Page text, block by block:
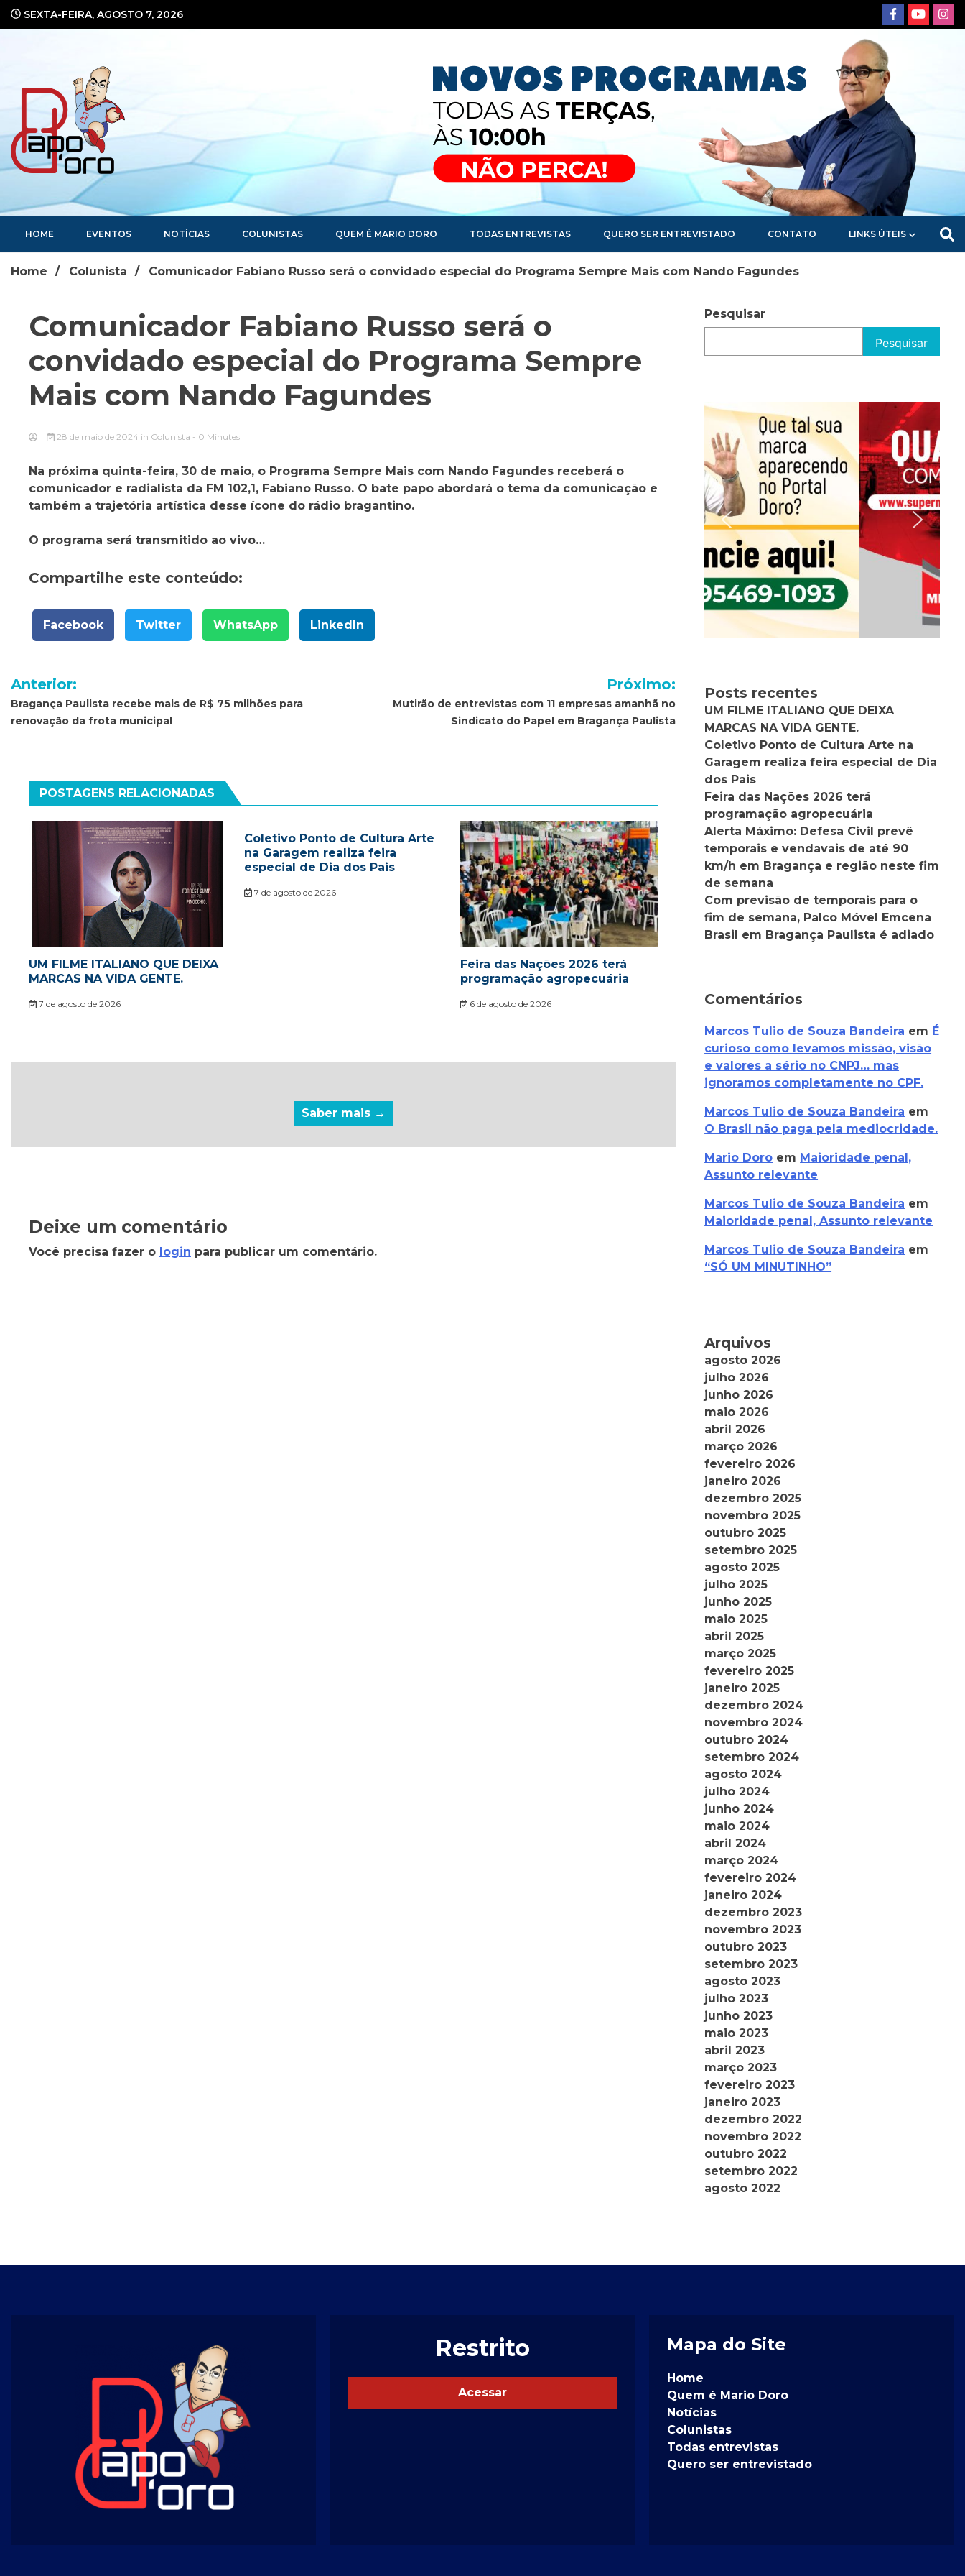
SEXTA-FEIRA, AGOSTO 7, 2026
Portal de Notícias
HOME EVENTOS NOTÍCIAS COLUNISTAS QUEM É MARIO DORO TODAS ENTREVISTAS QUERO SER ENTREVISTADO CONTATO LINKS ÚTEIS
Home Colunista Comunicador Fabiano Russo será o convidado especial do Programa Sempre Mais com Nando Fagundes
Comunicador Fabiano Russo será o
convidado especial do Programa Sempre
Mais com Nando Fagundes
28 de maio de 2024 in Colunista - 0 Minutes
Na próxima quinta-feira, 30 de maio, o Programa Sempre Mais com Nando Fagundes receberá o
comunicador e radialista da FM 102,1, Fabiano Russo. O bate papo abordará o tema da comunicação e
também a trajetória artística desse ícone do rádio bragantino.
O programa será transmitido ao vivo…
Compartilhe este conteúdo:
Facebook Twitter WhatsApp LinkedIn
Navegação
de
Post
Anterior:
Bragança Paulista recebe mais de R$ 75 milhões para
renovação da frota municipal
Próximo:
Mutirão de entrevistas com 11 empresas amanhã no
Sindicato do Papel em Bragança Paulista
POSTAGENS RELACIONADAS
UM FILME ITALIANO QUE DEIXA
MARCAS NA VIDA GENTE.
7 de agosto de 2026
Coletivo Ponto de Cultura Arte
na Garagem realiza feira
especial de Dia dos Pais
7 de agosto de 2026
Feira das Nações 2026 terá
programação agropecuária
6 de agosto de 2026
Saber mais →
Deixe um comentário
Você precisa fazer o login para publicar um comentário.
Pesquisar
Pesquisar
Posts recentes
UM FILME ITALIANO QUE DEIXA
MARCAS NA VIDA GENTE.
Coletivo Ponto de Cultura Arte na
Garagem realiza feira especial de Dia
dos Pais
Feira das Nações 2026 terá
programação agropecuária
Alerta Máximo: Defesa Civil prevê
temporais e vendavais de até 90
km/h em Bragança e região neste fim
de semana
Com previsão de temporais para o
fim de semana, Palco Móvel Emcena
Brasil em Bragança Paulista é adiado
Comentários
Marcos Tulio de Souza Bandeira em É
curioso como levamos missão, visão
e valores a sério no CNPJ… mas
ignoramos completamente no CPF.
Marcos Tulio de Souza Bandeira em
O Brasil não paga pela mediocridade.
Mario Doro em Maioridade penal,
Assunto relevante
Marcos Tulio de Souza Bandeira em
Maioridade penal, Assunto relevante
Marcos Tulio de Souza Bandeira em
“SÓ UM MINUTINHO”
Arquivos
agosto 2026
julho 2026
junho 2026
maio 2026
abril 2026
março 2026
fevereiro 2026
janeiro 2026
dezembro 2025
novembro 2025
outubro 2025
setembro 2025
agosto 2025
julho 2025
junho 2025
maio 2025
abril 2025
março 2025
fevereiro 2025
janeiro 2025
dezembro 2024
novembro 2024
outubro 2024
setembro 2024
agosto 2024
julho 2024
junho 2024
maio 2024
abril 2024
março 2024
fevereiro 2024
janeiro 2024
dezembro 2023
novembro 2023
outubro 2023
setembro 2023
agosto 2023
julho 2023
junho 2023
maio 2023
abril 2023
março 2023
fevereiro 2023
janeiro 2023
dezembro 2022
novembro 2022
outubro 2022
setembro 2022
agosto 2022
Restrito
Acessar
Mapa do Site
Home
Quem é Mario Doro
Notícias
Colunistas
Todas entrevistas
Quero ser entrevistado